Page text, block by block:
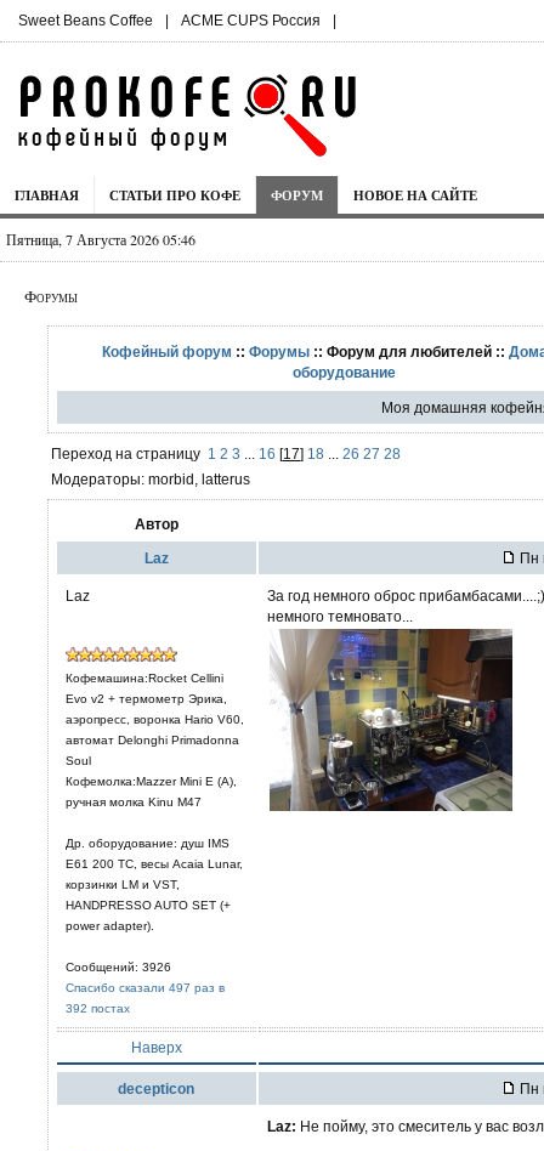
Sweet Beans Coffee | ACME CUPS Россия |
ГЛАВНАЯ СТАТЬИ ПРО КОФЕ ФОРУМ НОВОЕ НА САЙТЕ
Пятница, 7 Августа 2026 05:46
Форумы
Кофейный форум ::Форумы :: Форум для любителей ::
оборудование
Моя домашняя
Переход на страницу 1 2 3 16 [17] 18 26 27 28
Модераторы: morbid, latterus
Автор
Laz Пн
Laz
Кофемашина:Rocket Cellini
Evo v2 + термометр Эрика,
аэропресс, воронка Hario V60,
автомат Delonghi Primadonna
Soul
Кофемолка:Mazzer Mini E (A),
ручная молка Kinu M47
Др. оборудование: душ IMS
E61 200 TC, весы Acaia Lunar,
корзинки LM и VST,
HANDPRESSO AUTO SET (+
power adapter).
Сообщений: 3926
Спасибо сказали 497 раз в
392 постах
За год немного оброс
немного темновато...
Наверх
decepticon Пн
Laz: Не пойму, это смеситель у вас